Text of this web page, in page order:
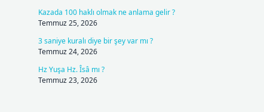
Kazada 100 haklı olmak ne anlama gelir ?
Temmuz 25, 2026
3 saniye kuralı diye bir şey var mı ?
Temmuz 24, 2026
Hz Yuşa Hz. Îsâ mı ?
Temmuz 23, 2026